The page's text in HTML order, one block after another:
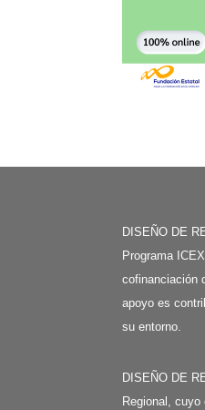
DISEÑO DE
Programa
cofinanciación
apoyo es
su entorno.
DISEÑO DE
Regional,